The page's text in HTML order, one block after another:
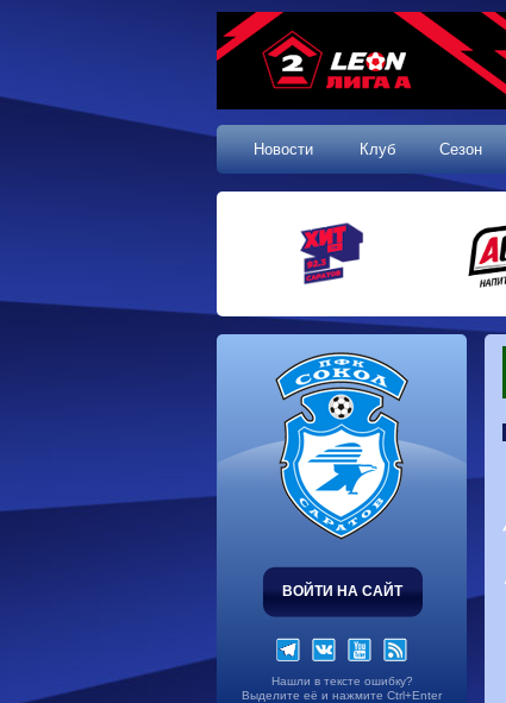
Новости Клуб Сезон
ВОЙТИ НА САЙТ
Нашли в тексте ошибку?
Выделите её и нажмите Ctrl+Enter